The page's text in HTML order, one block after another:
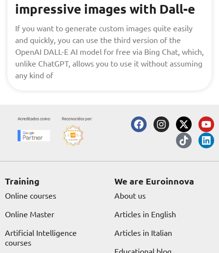
impressive images with Dall-e
If you want to generate custom images quite easily
and quickly, you can use the third version of the
OpenAI DALL-E AI model for free via Bing Chat, which,
unlike ChatGPT, allows you to use it without assuming
any kind of
F
a
b
o
I
n
a
r
X
-
t
w
i
t
Y
o
u
t
u
T
i
k
t
o
L
i
n
k
e
Training
Online courses
Online Master
Artificial Intelligence
courses
We are Euroinnova
About us
Articles in English
Articles in Italian